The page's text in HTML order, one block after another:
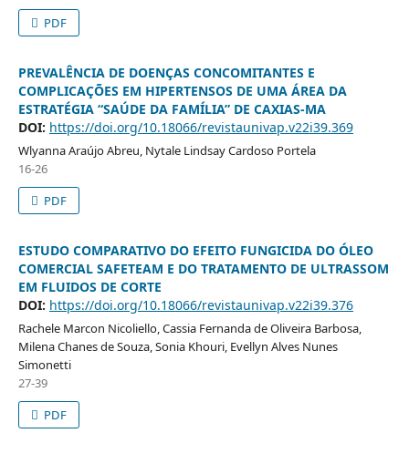
PDF
PREVALÊNCIA DE DOENÇAS CONCOMITANTES E
COMPLICAÇÕES EM HIPERTENSOS DE UMA ÁREA DA
ESTRATÉGIA “SAÚDE DA FAMÍLIA” DE CAXIAS-MA
DOI: https://doi.org/10.18066/revistaunivap.v22i39.369
Wlyanna Araújo Abreu, Nytale Lindsay Cardoso Portela
16-26
PDF
ESTUDO COMPARATIVO DO EFEITO FUNGICIDA DO ÓLEO
COMERCIAL SAFETEAM E DO TRATAMENTO DE ULTRASSOM
EM FLUIDOS DE CORTE
DOI: https://doi.org/10.18066/revistaunivap.v22i39.376
Rachele Marcon Nicoliello, Cassia Fernanda de Oliveira Barbosa,
Milena Chanes de Souza, Sonia Khouri, Evellyn Alves Nunes
Simonetti
27-39
PDF